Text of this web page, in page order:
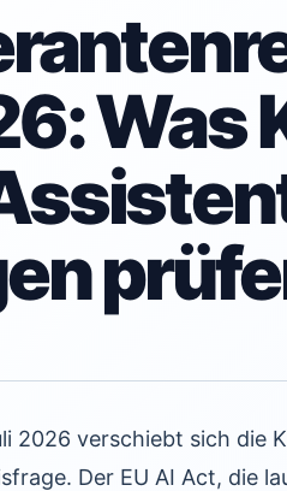
Was
2026 verschiebt sich die
Der EU AI Act, die